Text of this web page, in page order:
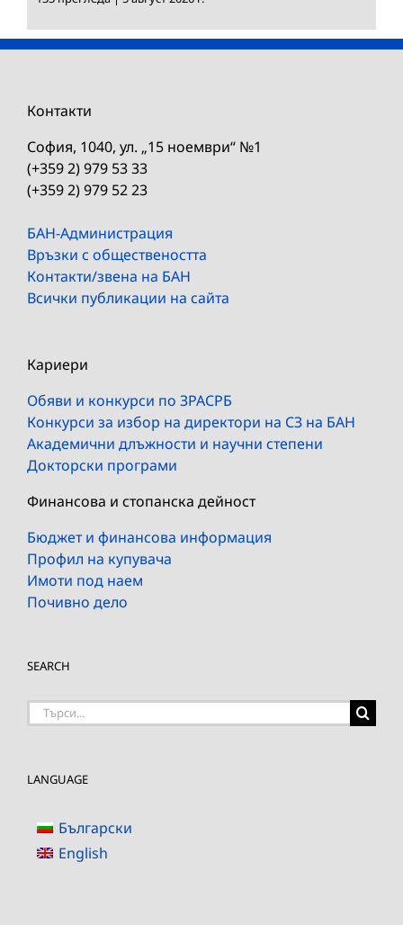
Контакти
София, 1040, ул. „15 ноември“ №1
(+359 2) 979 53 33
(+359 2) 979 52 23
БАН-Администрация
Връзки с обществеността
Контакти/звена на БАН
Всички публикации на сайта
Кариери
Обяви и конкурси по ЗРАСРБ
Конкурси за избор на директори на СЗ на БАН
Академични длъжности и научни степени
Докторски програми
Финансова и стопанска дейност
Бюджет и финансова информация
Профил на купувача
Имоти под наем
Почивно дело
SEARCH
Търсене
LANGUAGE
Български
English